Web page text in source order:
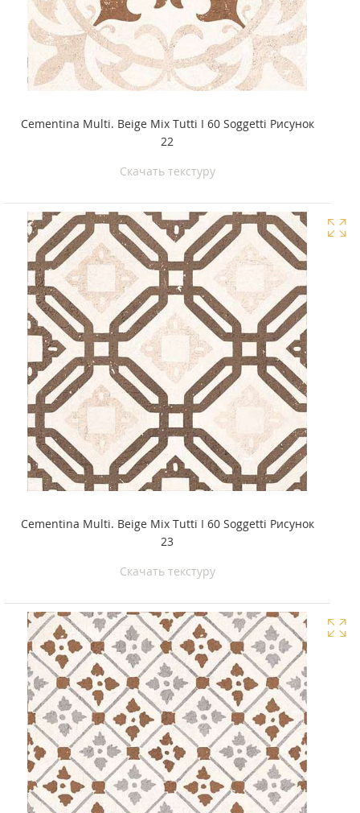
Cementina Multi. Beige Mix Tutti I 60 Soggetti Рисунок
22
Скачать текстуру
Cementina Multi. Beige Mix Tutti I 60 Soggetti Рисунок
23
Скачать текстуру